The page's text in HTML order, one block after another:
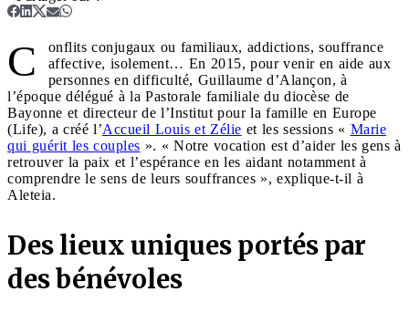
C
onflits conjugaux ou familiaux, addictions, souffrance
affective, isolement… En 2015, pour venir en aide aux
personnes en difficulté, Guillaume d’Alançon, à
l’époque délégué à la Pastorale familiale du diocèse de
Bayonne et directeur de l’Institut pour la famille en Europe
(Life), a créé l’Accueil Louis et Zélie et les sessions « Marie
qui guérit les couples ». « Notre vocation est d’aider les gens à
retrouver la paix et l’espérance en les aidant notamment à
comprendre le sens de leurs souffrances », explique-t-il à
Aleteia.
Des lieux uniques portés par
des bénévoles